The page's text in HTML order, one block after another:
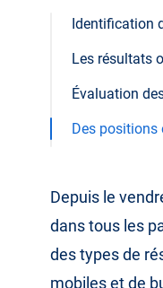
Identification
Les résultats
Évaluation
Des positions
Depuis le
dans tous les
des types de
mobiles et de